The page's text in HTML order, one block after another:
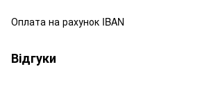
Оплата на рахунок IBAN
Відгуки